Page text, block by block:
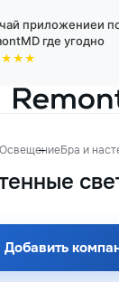
приложениеи
где угодно
ОсвещениеБра и
Добавить